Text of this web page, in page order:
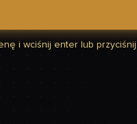
i wciśnij enter lub przyciśnij